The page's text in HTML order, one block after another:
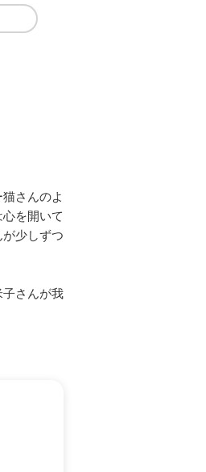
さんのよ
を開いて
少しずつ
さんが我